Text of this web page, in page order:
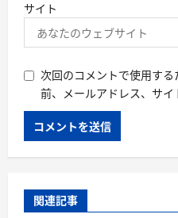
サイト
次回のコメントで使用す
前、メールアドレス、サイ
関連記事